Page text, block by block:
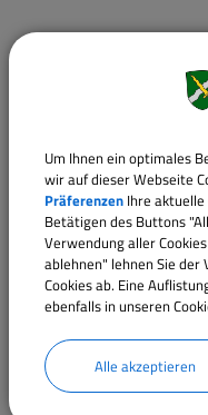
Um Ihnen ein optimales
wir auf dieser Webseite
Präferenzen Ihre aktuelle
Betätigen des Buttons
Verwendung aller
ablehnen" lehnen Sie
Cookies ab. Eine
ebenfalls in unseren
Alle akzeptieren